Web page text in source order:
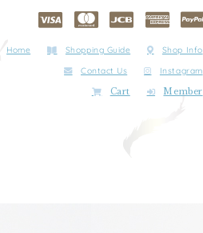
Home Shopping Guide
Shop Info
Contact Us
Instagram
Cart
Member